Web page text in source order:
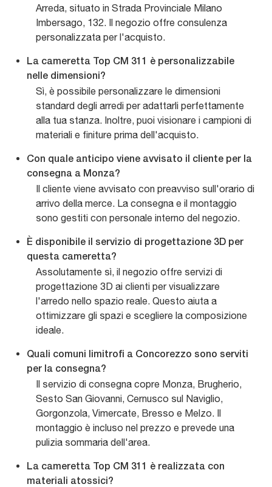
Arreda, situato in Strada Provinciale Milano
Imbersago, 132. Il negozio offre consulenza
personalizzata per l'acquisto.
La cameretta Top CM 311 è personalizzabile
nelle dimensioni?
Sì, è possibile personalizzare le dimensioni
standard degli arredi per adattarli perfettamente
alla tua stanza. Inoltre, puoi visionare i campioni di
materiali e finiture prima dell'acquisto.
Con quale anticipo viene avvisato il cliente per la
consegna a Monza?
Il cliente viene avvisato con preavviso sull'orario di
arrivo della merce. La consegna e il montaggio
sono gestiti con personale interno del negozio.
È disponibile il servizio di progettazione 3D per
questa cameretta?
Assolutamente sì, il negozio offre servizi di
progettazione 3D ai clienti per visualizzare
l'arredo nello spazio reale. Questo aiuta a
ottimizzare gli spazi e scegliere la composizione
ideale.
Quali comuni limitrofi a Concorezzo sono serviti
per la consegna?
Il servizio di consegna copre Monza, Brugherio,
Sesto San Giovanni, Cernusco sul Naviglio,
Gorgonzola, Vimercate, Bresso e Melzo. Il
montaggio è incluso nel prezzo e prevede una
pulizia sommaria dell'area.
La cameretta Top CM 311 è realizzata con
materiali atossici?